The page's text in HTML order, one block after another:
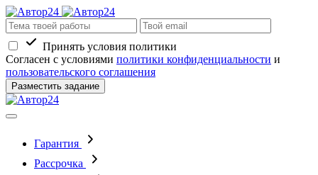
Принять условия политики
Согласен с условиями политики конфиденциальности и
пользовательского соглашения
Разместить задание
Гарантия
Рассрочка